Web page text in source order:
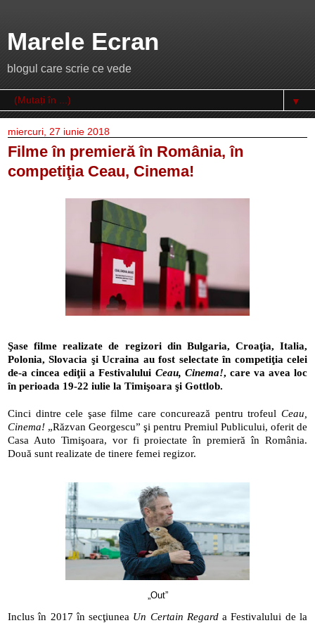
Marele Ecran
blogul care scrie ce vede
▼
miercuri, 27 iunie 2018
Filme în premieră în România, în
competiţia Ceau, Cinema!
Şase filme realizate de regizori din Bulgaria, Croaţia, Italia,
Polonia, Slovacia şi Ucraina au fost selectate în competiţia celei
de-a cincea ediţii a Festivalului Ceau, Cinema!, care va avea loc
în perioada 19-22 iulie la Timişoara şi Gottlob.
Cinci dintre cele şase filme care concurează pentru trofeul Ceau,
Cinema! „Răzvan Georgescu” şi pentru Premiul Publicului, oferit de
Casa Auto Timişoara, vor fi proiectate în premieră în România.
Două sunt realizate de tinere femei regizor.
„Out”
Inclus în 2017 în secţiunea Un Certain Regard a Festivalului de la